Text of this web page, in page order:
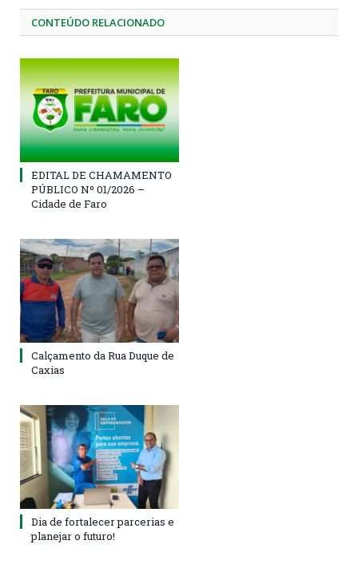
CONTEÚDO RELACIONADO
EDITAL DE CHAMAMENTO
PÚBLICO Nº 01/2026 –
Cidade de Faro
Calçamento da Rua Duque de
Caxias
Dia de fortalecer parcerias e
planejar o futuro!